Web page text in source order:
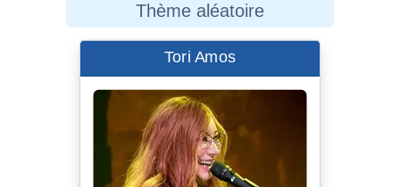
Thème aléatoire
Tori Amos